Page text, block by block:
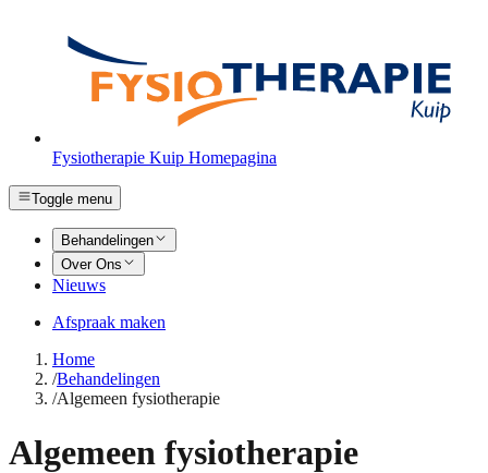
Fysiotherapie Kuip Homepagina
Toggle menu
Behandelingen
Over Ons
Nieuws
Afspraak maken
Home
/Behandelingen
/Algemeen fysiotherapie
Algemeen fysiotherapie